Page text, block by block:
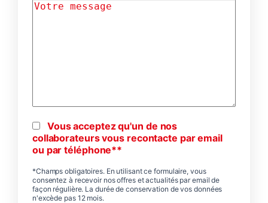
Vous acceptez qu'un de nos
collaborateurs vous recontacte par email
ou par téléphone**
*Champs obligatoires. En utilisant ce formulaire, vous
consentez à recevoir nos offres et actualités par email de
façon régulière. La durée de conservation de vos données
n'excède pas 12 mois.